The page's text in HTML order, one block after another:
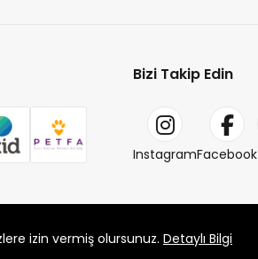
Bizi Takip Edin
InstagramFacebook
Bursaizin vermiş olursunuz. Detaylı Bilgi